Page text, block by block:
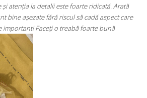
⭐⭐⭐⭐⭐
Super mulțumită!! Sunt superbi cerceii!!!